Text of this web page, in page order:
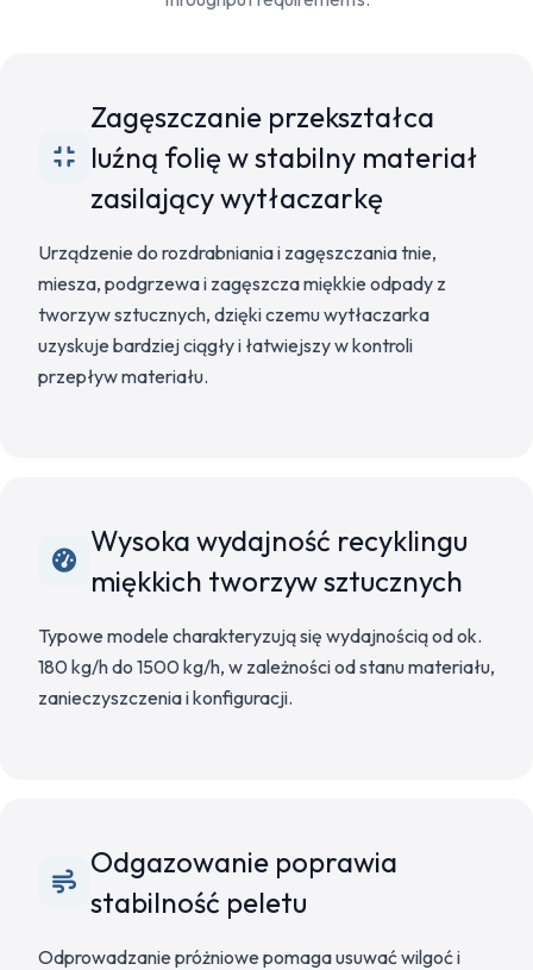
Zagęszczanie przekształca
luźną folię w stabilny materiał
zasilający wytłaczarkę
Urządzenie do rozdrabniania i zagęszczania tnie,
miesza, podgrzewa i zagęszcza miękkie odpady z
tworzyw sztucznych, dzięki czemu wytłaczarka
uzyskuje bardziej ciągły i łatwiejszy w kontroli
przepływ materiału.
Wysoka wydajność recyklingu
miękkich tworzyw sztucznych
Typowe modele charakteryzują się wydajnością od ok.
180 kg/h do 1500 kg/h, w zależności od stanu materiału,
zanieczyszczenia i konfiguracji.
Odgazowanie poprawia
stabilność peletu
Odprowadzanie próżniowe pomaga usuwać wilgoć i